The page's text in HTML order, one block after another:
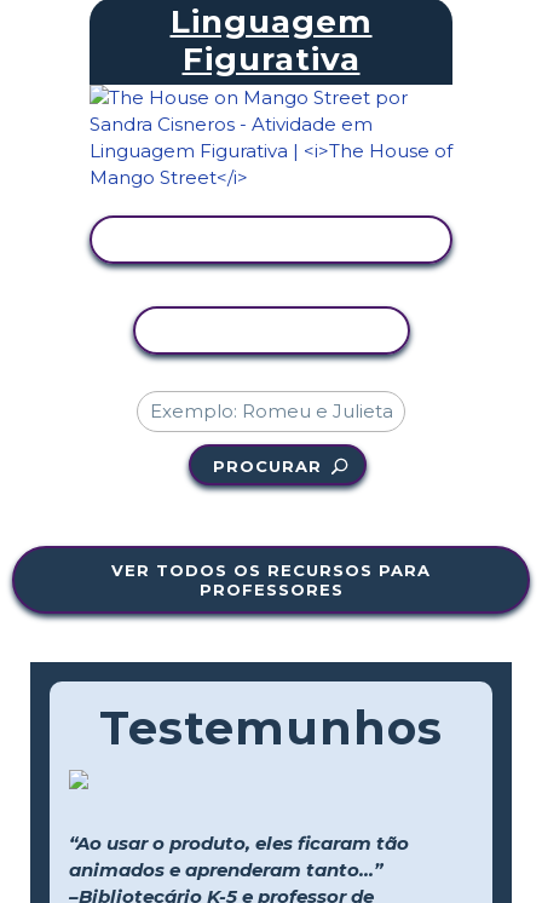
Linguagem
Figurativa
PROCURAR
VER TODOS OS RECURSOS PARA
PROFESSORES
Testemunhos
“Ao usar o produto, eles ficaram tão
animados e aprenderam tanto...”
–Bibliotecário K-5 e professor de